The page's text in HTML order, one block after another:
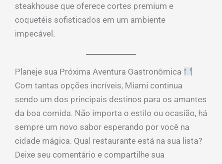
steakhouse que oferece cortes premium e
coquetéis sofisticados em um ambiente
impecável.
Planeje sua Próxima Aventura Gastronômica
Com tantas opções incríveis, Miami continua
sendo um dos principais destinos para os amantes
da boa comida. Não importa o estilo ou ocasião, há
sempre um novo sabor esperando por você na
cidade mágica. Qual restaurante está na sua lista?
Deixe seu comentário e compartilhe sua